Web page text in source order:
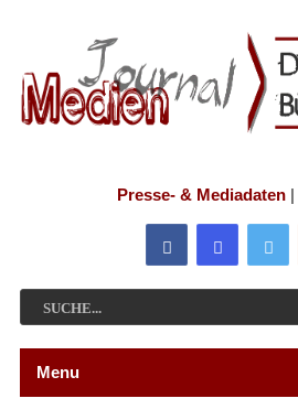
Presse- & Mediadaten|
Menu